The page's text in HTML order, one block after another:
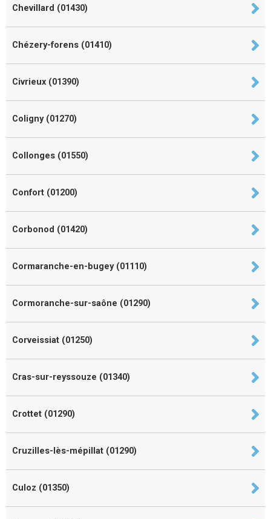
Chevillard (01430)
Chézery-forens (01410)
Civrieux (01390)
Coligny (01270)
Collonges (01550)
Confort (01200)
Corbonod (01420)
Cormaranche-en-bugey (01110)
Cormoranche-sur-saône (01290)
Corveissiat (01250)
Cras-sur-reyssouze (01340)
Crottet (01290)
Cruzilles-lès-mépillat (01290)
Culoz (01350)